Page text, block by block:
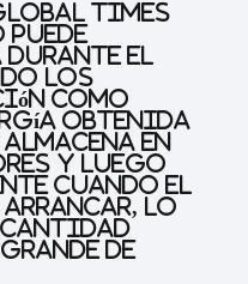
Times
puede
durante el
los
como
obtenida
en
y luego
cuando el
arrancar, lo
cantidad
de